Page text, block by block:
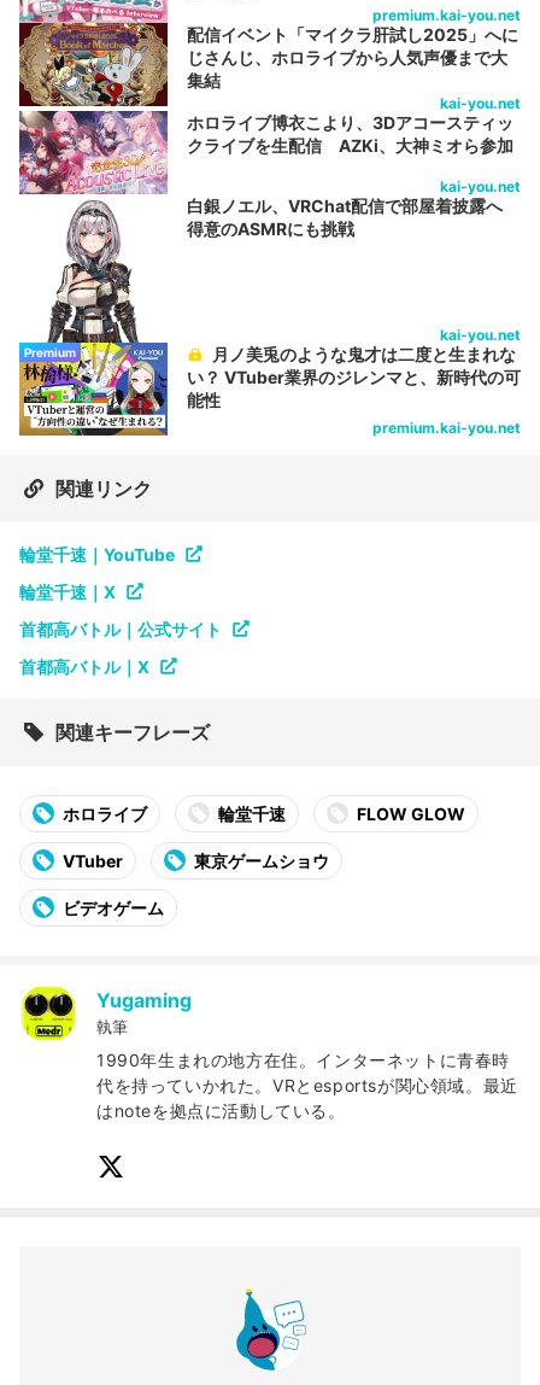
premium.kai-you.net
配信イベント「マイクラ肝試し2025」へに
じさんじ、ホロライブから人気声優まで大
集結
kai-you.net
ホロライブ博衣こより、3Dアコースティッ
クライブを生配信 AZKi、大神ミオら参加
kai-you.net
白銀ノエル、VRChat配信で部屋着披露へ
得意のASMRにも挑戦
kai-you.net
Premium
月ノ美兎のような鬼才は二度と生まれな
い？ VTuber業界のジレンマと、新時代の可
能性
premium.kai-you.net
関連リンク
輪堂千速｜YouTube
輪堂千速｜X
首都高バトル｜公式サイト
首都高バトル｜X
関連キーフレーズ
ホロライブ 輪堂千速 FLOW GLOW
VTuber 東京ゲームショウ
ビデオゲーム
Yugaming
執筆
1990年生まれの地方在住。インターネットに青春時
代を持っていかれた。VRとesportsが関心領域。最近
はnoteを拠点に活動している。